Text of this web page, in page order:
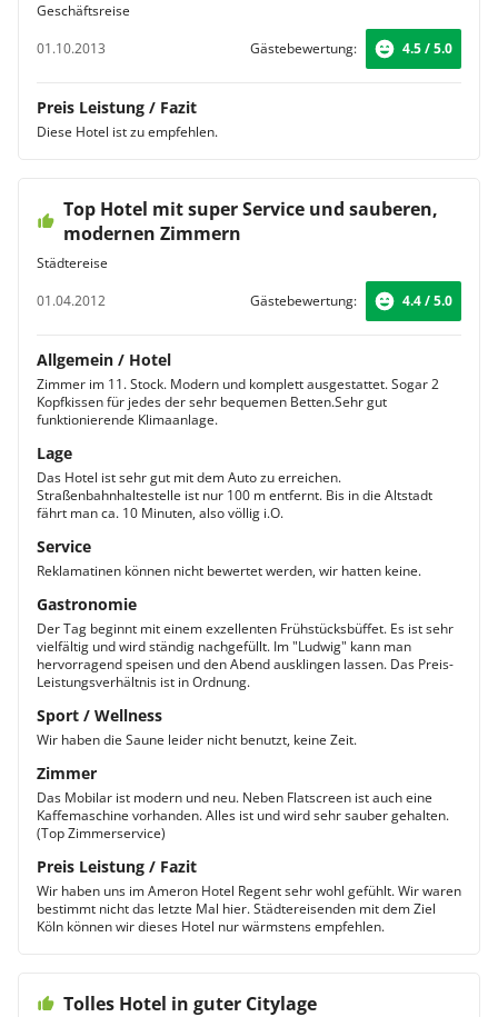
Geschäftsreise
01.10.2013
Gästebewertung: 4.5 / 5.0
Preis Leistung / Fazit
Diese Hotel ist zu empfehlen.
Top Hotel mit super Service und sauberen,
modernen Zimmern
Städtereise
01.04.2012
Gästebewertung: 4.4 / 5.0
Allgemein / Hotel
Zimmer im 11. Stock. Modern und komplett ausgestattet. Sogar 2
Kopfkissen für jedes der sehr bequemen Betten.Sehr gut
funktionierende Klimaanlage.
Lage
Das Hotel ist sehr gut mit dem Auto zu erreichen.
Straßenbahnhaltestelle ist nur 100 m entfernt. Bis in die Altstadt
fährt man ca. 10 Minuten, also völlig i.O.
Service
Reklamatinen können nicht bewertet werden, wir hatten keine.
Gastronomie
Der Tag beginnt mit einem exzellenten Frühstücksbüffet. Es ist sehr
vielfältig und wird ständig nachgefüllt. Im "Ludwig" kann man
hervorragend speisen und den Abend ausklingen lassen. Das Preis-
Leistungsverhältnis ist in Ordnung.
Sport / Wellness
Wir haben die Saune leider nicht benutzt, keine Zeit.
Zimmer
Das Mobilar ist modern und neu. Neben Flatscreen ist auch eine
Kaffemaschine vorhanden. Alles ist und wird sehr sauber gehalten.
(Top Zimmerservice)
Preis Leistung / Fazit
Wir haben uns im Ameron Hotel Regent sehr wohl gefühlt. Wir waren
bestimmt nicht das letzte Mal hier. Städtereisenden mit dem Ziel
Köln können wir dieses Hotel nur wärmstens empfehlen.
Tolles Hotel in guter Citylage